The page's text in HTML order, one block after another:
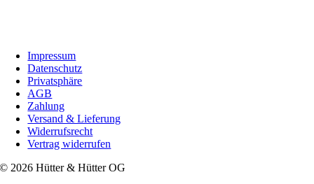
Impressum
Datenschutz
Privatsphäre
AGB
Zahlung
Versand & Lieferung
Widerrufsrecht
Vertrag widerrufen
© 2026 Hütter & Hütter OG